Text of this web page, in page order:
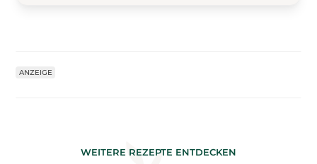
ANZEIGE
WEITERE REZEPTE ENTDECKEN